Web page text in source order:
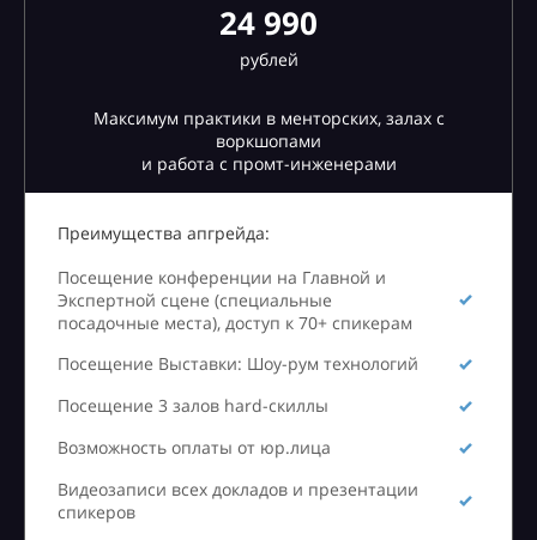
24 990
рублей
Максимум практики в менторских, залах с
воркшопами
и работа с промт-инженерами
Преимущества апгрейда:
Посещение конференции на Главной и
Экспертной сцене (специальные
посадочные места), доступ к 70+ спикерам
Посещение Выставки: Шоу-рум технологий
Посещение 3 залов hard-скиллы
Возможность оплаты от юр.лица
Видеозаписи всех докладов и презентации
спикеров